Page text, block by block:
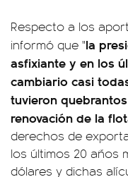
Respecto a los
informó que "la
asfixiante y en los
cambiario casi
tuvieron
renovación de la
derechos de
los últimos 20 años
dólares y dichas